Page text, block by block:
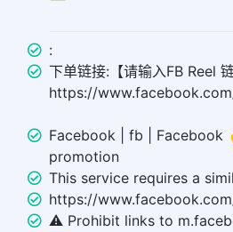
:
下单链接:【请输入FB Reel
https://
Facebook | fb |
promotion
This service requires a
https://
⚠️ Prohibit links to